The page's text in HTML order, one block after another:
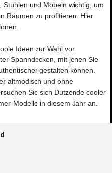
Stühlen und Möbeln wichtig, um
Räumen zu profitieren. Hier
Ideen zur Wahl von
Spanndecken, mit jenen Sie
gestalten können.
altmodisch und ohne
Sie sich Dutzende cooler
Modelle in diesem Jahr an.